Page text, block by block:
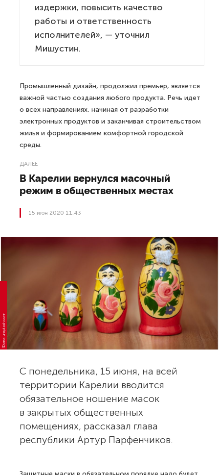
издержки, повысить качество
работы и ответственность
исполнителей», — уточнил
Мишустин.
Промышленный дизайн, продолжил премьер, является
важной частью создания любого продукта. Речь идет
о всех направлениях, начиная от разработки
электронных продуктов и заканчивая строительством
жилья и формированием комфортной городской
среды.
ДАЛЕЕ
В Карелии вернулся масочный
режим в общественных местах
15 июн 2020 11:43
Фото: unsplash.com
С понедельника, 15 июня, на всей
территории Карелии вводится
обязательное ношение масок
в закрытых общественных
помещениях, рассказал глава
республики Артур Парфенчиков.